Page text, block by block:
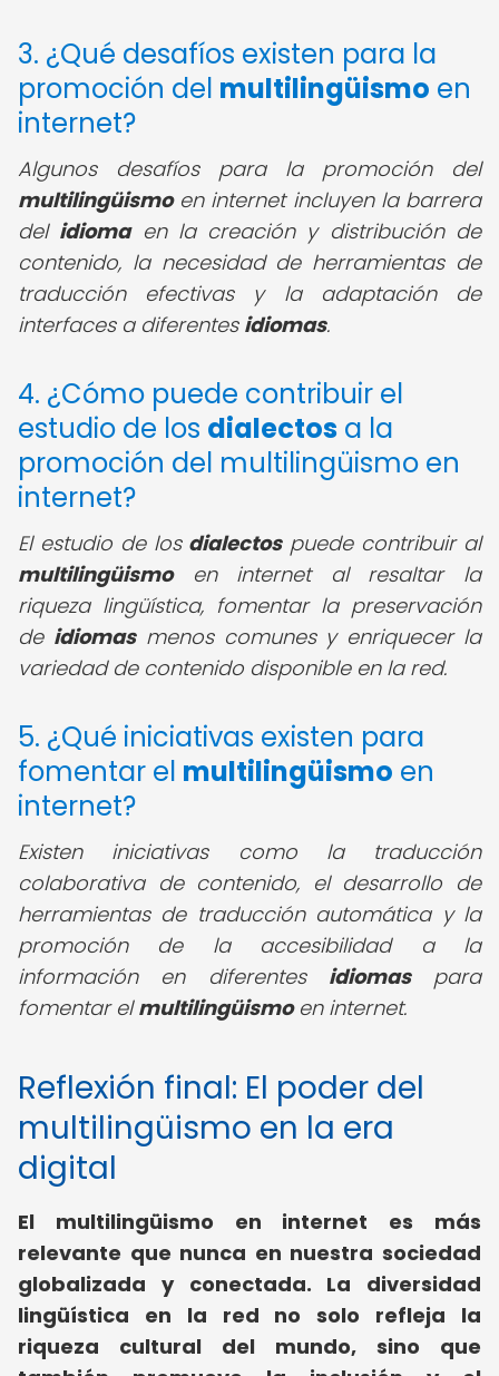
3. ¿Qué desafíos existen para la
promoción del multilingüismo en
internet?
Algunos desafíos para la promoción del
multilingüismoen internet incluyen la barrera
del idiomaen la creación y distribución de
contenido, la necesidad de herramientas de
traducción efectivas y la adaptación de
interfaces a diferentes idiomas.
4. ¿Cómo puede contribuir el
estudio de los dialectos a la
promoción del multilingüismo en
internet?
El estudio de los dialectospuede contribuir al
multilingüismoen internet al resaltar la
riqueza lingüística, fomentar la preservación
de idiomasmenos comunes y enriquecer la
variedad de contenido disponible en la red.
5. ¿Qué iniciativas existen para
fomentar el multilingüismo en
internet?
Existen iniciativas como la traducción
colaborativa de contenido, el desarrollo de
herramientas de traducción automática y la
promoción de la accesibilidad a la
información en diferentes idiomaspara
fomentar elmultilingüismoen internet.
Reflexión final: El poder del
multilingüismo en la era
digital
El multilingüismo en internet es más
relevante que nunca en nuestra sociedad
globalizada y conectada. La diversidad
lingüística en la red no solo refleja la
riqueza cultural del mundo, sino que